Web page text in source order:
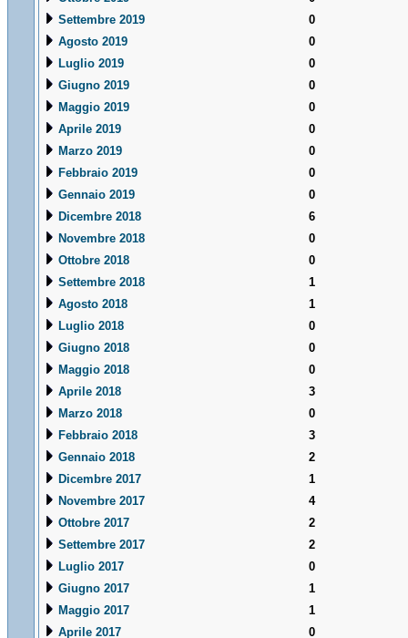
Settembre 2019
0
Agosto 2019
0
Luglio 2019
0
Giugno 2019
0
Maggio 2019
0
Aprile 2019
0
Marzo 2019
0
Febbraio 2019
0
Gennaio 2019
0
Dicembre 2018
6
Novembre 2018
0
Ottobre 2018
0
Settembre 2018
1
Agosto 2018
1
Luglio 2018
0
Giugno 2018
0
Maggio 2018
0
Aprile 2018
3
Marzo 2018
0
Febbraio 2018
3
Gennaio 2018
2
Dicembre 2017
1
Novembre 2017
4
Ottobre 2017
2
Settembre 2017
2
Luglio 2017
0
Giugno 2017
1
Maggio 2017
1
Aprile 2017
0